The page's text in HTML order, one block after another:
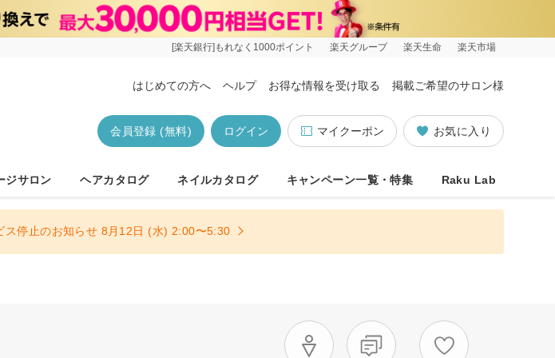
[楽天銀行]もれなく1000ポイント 楽天グループ 楽天生命 楽天市場
はじめての方へ ヘルプ お得な情報を受け取る 掲載ご希望のサロン様
お気に入り
マイクーポン
ログイン
会員登録 (無料)
ジサロン ヘアカタログ ネイルカタログ キャンペーン一覧・特集 Raku Lab
ス停止のお知らせ 8月12日 (水) 2:00〜5:30